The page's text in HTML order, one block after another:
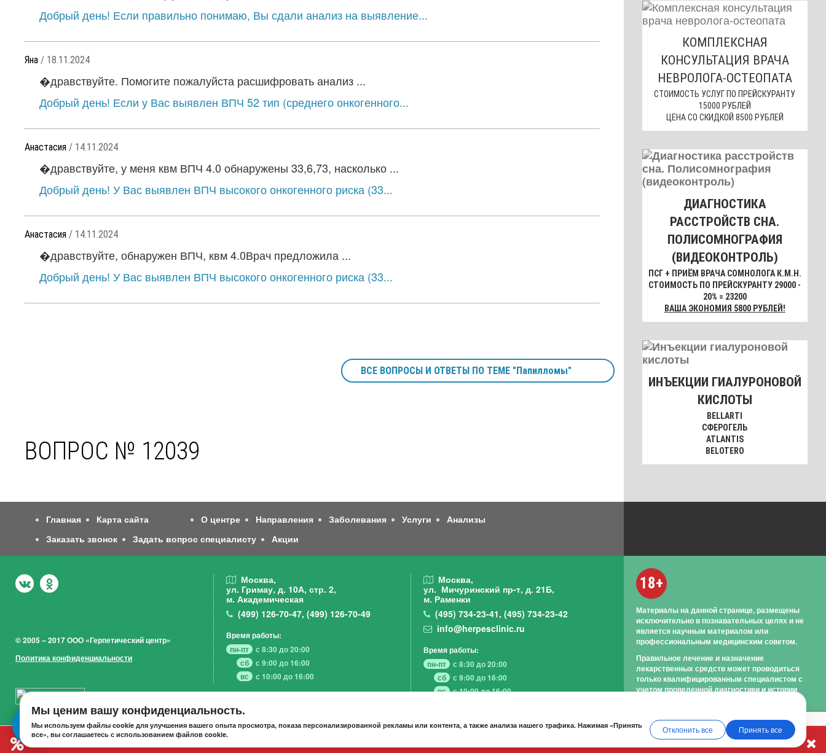
Добрый день! Если правильно понимаю, Вы сдали анализ на выявление...
Яна / 18.11.2024
�дравствуйте. Помогите пожалуйста расшифровать анализ ...
Добрый день! Если у Вас выявлен ВПЧ 52 тип (среднего онкогенного...
Анастасия / 14.11.2024
�дравствуйте, у меня квм ВПЧ 4.0 обнаружены 33,6,73, насколько ...
Добрый день! У Вас выявлен ВПЧ высокого онкогенного риска (33...
Анастасия / 14.11.2024
�дравствуйте, обнаружен ВПЧ, квм 4.0Врач предложила ...
Добрый день! У Вас выявлен ВПЧ высокого онкогенного риска (33...
ВСЕ ВОПРОСЫ И ОТВЕТЫ ПО ТЕМЕ "Папилломы"
ВОПРОС № 12039
КОМПЛЕКСНАЯ
КОНСУЛЬТАЦИЯ ВРАЧА
НЕВРОЛОГА-ОСТЕОПАТА
СТОИМОСТЬ УСЛУГ ПО ПРЕЙСКУРАНТУ
15000 РУБЛЕЙ
ЦЕНА СО СКИДКОЙ 8500 РУБЛЕЙ
ДИАГНОСТИКА
РАССТРОЙСТВ СНА.
ПОЛИСОМНОГРАФИЯ
(ВИДЕОКОНТРОЛЬ)
ПСГ + ПРИЁМ ВРАЧА СОМНОЛОГА К.М.Н.
СТОИМОСТЬ ПО ПРЕЙСКУРАНТУ 29000 -
20% = 23200
ВАША ЭКОНОМИЯ 5800 РУБЛЕЙ!
ИНЪЕКЦИИ ГИАЛУРОНОВОЙ
КИСЛОТЫ
BELLARTI
СФЕРОГЕЛЬ
ATLANTIS
BELOTERO
Главная Карта сайта О центре Направления Заболевания Услуги
Анализы
Заказать звонок
Задать вопрос специалисту Акции
© 2005 – 2017 ООО «Герпетический центр»
Политика конфиденциальности
Москва,
ул. Гримау, д. 10А, стр. 2,
м. Академическая
(499) 126-70-47, (499) 126-70-49
Время работы:
пн-пт
с 8:30 до 20:00
сб
с 9:00 до 16:00
вс
с 10:00 до 16:00
Москва,
ул. Мичуринский пр-т, д. 21Б,
м. Раменки
(495)734-23-41,(495)734-23-42
info@herpesclinic.ru
Время работы:
пн-пт
с 8:30 до 20:00
сб
с 9:00 до 16:00
вс
с 10:00 до 16:00
18+
Материалы на данной странице, размещены
исключительно в познавательных целях и не
является научным материалом или
профессиональным медицинским советом.
Правильное лечение и назначение
лекарственных средств может проводиться
только квалифицированным специалистом с
учетом проведенной диагностики и истории
Мы ценим вашу конфиденциальность.
Мы используем файлы cookie для улучшения вашего опыта просмотра, показа персонализированной рекламы или контента, а также анализа нашего трафика. Нажимая «Принять
все», вы соглашаетесь с использованием файлов cookie.
Отклонить все Принять все